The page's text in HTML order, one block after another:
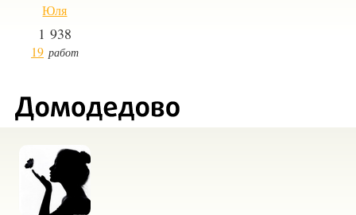
Юля
1 938
19 работ